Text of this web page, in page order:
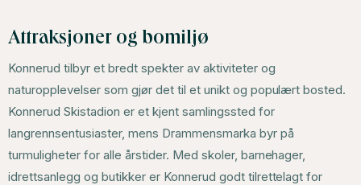
Attraksjoner og bomiljø
Konnerud tilbyr et bredt spekter av aktiviteter og
naturopplevelser som gjør det til et unikt og populært bosted.
Konnerud Skistadion er et kjent samlingssted for
langrennsentusiaster, mens Drammensmarka byr på
turmuligheter for alle årstider. Med skoler, barnehager,
idrettsanlegg og butikker er Konnerud godt tilrettelagt for